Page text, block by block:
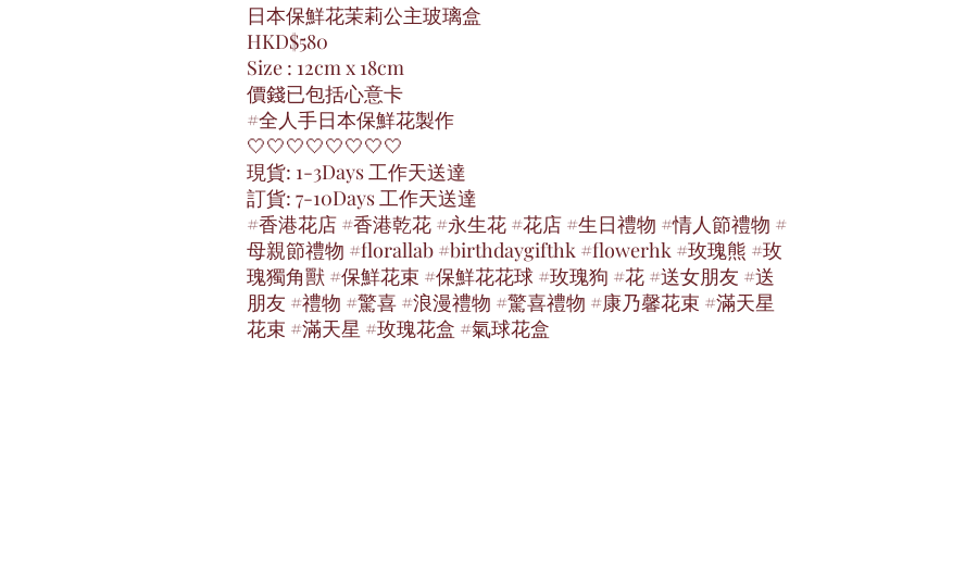
日本保鮮花茉莉公主玻璃盒
HKD$580
Size : 12cm x 18cm
價錢已包括心意卡
#全人手日本保鮮花製作
🤍🤍🤍🤍🤍🤍🤍🤍
現貨: 1-3Days 工作天送達
訂貨: 7-10Days 工作天送達
#香港花店 #香港乾花 #永生花 #花店 #生日禮物 #情人節禮物 #
母親節禮物 #florallab #birthdaygifthk #flowerhk #玫瑰熊 #玫
瑰獨角獸 #保鮮花束 #保鮮花花球 #玫瑰狗 #花 #送女朋友 #送
朋友 #禮物 #驚喜 #浪漫禮物 #驚喜禮物 #康乃馨花束 #滿天星
花束 #滿天星 #玫瑰花盒 #氣球花盒